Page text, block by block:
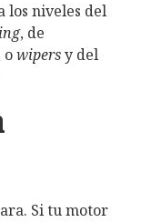
los niveles del
, de
owipersy del
Si tu motor